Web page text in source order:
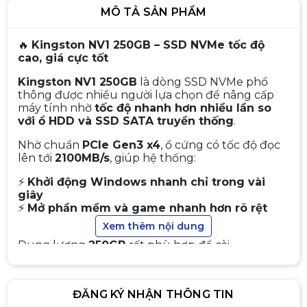
MÔ TẢ SẢN PHẨM
🔥 Kingston NV1 250GB – SSD NVMe tốc độ
cao, giá cực tốt
Kingston NV1 250GB là dòng SSD NVMe phổ
thông được nhiều người lựa chọn để nâng cấp
máy tính nhờ tốc độ nhanh hơn nhiều lần so
với ổ HDD và SSD SATA truyền thống.
Nhờ chuẩn PCIe Gen3 x4, ổ cứng có tốc độ đọc
lên tới 2100MB/s, giúp hệ thống:
⚡ Khởi động Windows nhanh chỉ trong vài
giây
⚡ Mở phần mềm và game nhanh hơn rõ rệt
Sao chép dữ liệu tốc độ cao
Dung lượng 250GB rất phù hợp để cài
Xem thêm nội dung
ĐĂNG KÝ NHẬN THÔNG TIN
Ổ cứng gắn trong SSD 512GB
XStar 2.5 inches SATA III
2.190.000đ 2.390.000đ
-8%
SSD 256GB HIKSEMI CITY E1000
NVME M.2.NEW
-12%